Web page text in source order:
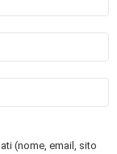
(nome, email, sito